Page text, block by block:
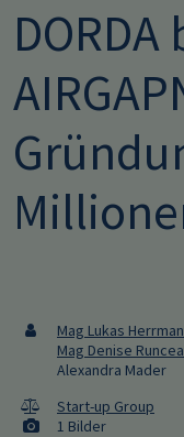
Mag Lukas
Mag Denise
Alexandra Mader
Start-up Group
1 Bilder